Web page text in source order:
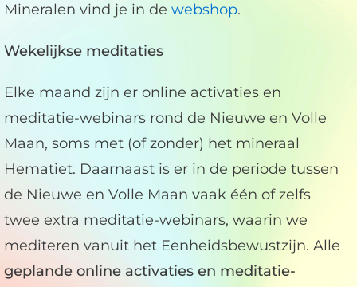
Mineralen vind je in de webshop.
Wekelijkse meditaties
Elke maand zijn er online activaties en
meditatie-webinars rond de Nieuwe en Volle
Maan, soms met (of zonder) het mineraal
Hematiet. Daarnaast is er in de periode tussen
de Nieuwe en Volle Maan vaak één of zelfs
twee extra meditatie-webinars, waarin we
mediteren vanuit het Eenheidsbewustzijn. Alle
geplande online activaties en meditatie-